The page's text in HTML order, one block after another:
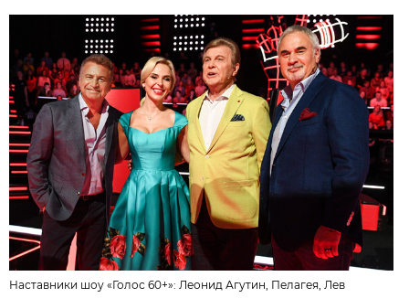
Наставники шоу «Голос 60+»: Леонид Агутин, Пелагея, Лев